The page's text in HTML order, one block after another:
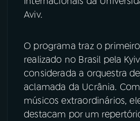
Aviv.
O programa traz o
realizado no Brasil pela
considerada a orquestra
aclamada da Ucrânia.
músicos extraordinários,
destacam por um